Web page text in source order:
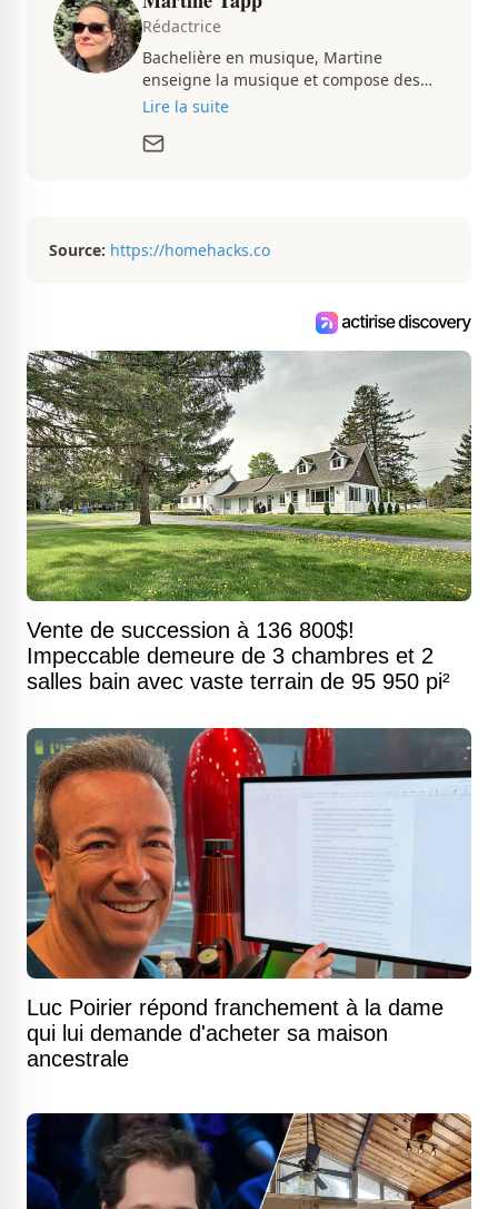
Rédactrice
Bachelière en musique, Martine
enseigne la musique et compose des
pièces musicales pendant ses temps
d’aménagement intérieur, elle suit de
Lire la suite
Source: https://homehacks.co
Vente de succession à 136 800$!
Impeccable demeure de 3 chambres et 2
salles bain avec vaste terrain de 95 950 pi²
Luc Poirier répond franchement à la dame
qui lui demande d'acheter sa maison
ancestrale